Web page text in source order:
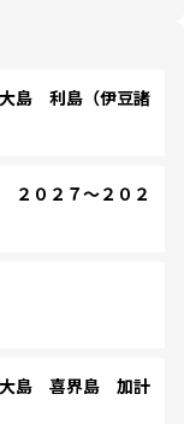
島 利島（伊豆諸
０２７～２０２
島 喜界島 加計